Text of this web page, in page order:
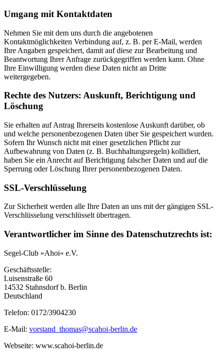
Umgang mit Kontaktdaten
Nehmen Sie mit dem uns durch die angebotenen
Kontaktmöglichkeiten Verbindung auf, z. B. per E-Mail, werden
Ihre Angaben gespeichert, damit auf diese zur Bearbeitung und
Beantwortung Ihrer Anfrage zurückgegriffen werden kann. Ohne
Ihre Einwilligung werden diese Daten nicht an Dritte
weitergegeben.
Rechte des Nutzers: Auskunft, Berichtigung und
Löschung
Sie erhalten auf Antrag Ihrerseits kostenlose Auskunft darüber, ob
und welche personenbezogenen Daten über Sie gespeichert wurden.
Sofern Ihr Wunsch nicht mit einer gesetzlichen Pflicht zur
Aufbewahrung von Daten (z. B. Buchhaltungsregeln) kollidiert,
haben Sie ein Anrecht auf Berichtigung falscher Daten und auf die
Sperrung oder Löschung Ihrer personenbezogenen Daten.
SSL-Verschlüsselung
Zur Sicherheit werden alle Ihre Daten an uns mit der gängigen SSL-
Verschlüsselung verschlüsselt übertragen.
Verantwortlicher im Sinne des Datenschutzrechts ist:
Segel-Club »Ahoi« e.V.
Geschäftsstelle:
Luisenstraße 60
14532 Stahnsdorf b. Berlin
Deutschland
Telefon: 0172/3904230
E-Mail: vorstand_thomas@scahoi-berlin.de
Webseite: www.scahoi-berlin.de